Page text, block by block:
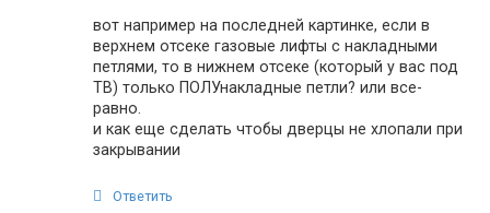
вот например на последней картинке, если в
верхнем отсеке газовые лифты с накладными
петлями, то в нижнем отсеке (который у вас под
ТВ) только ПОЛУнакладные петли? или все-
равно.
и как еще сделать чтобы дверцы не хлопали при
закрывании
Ответить